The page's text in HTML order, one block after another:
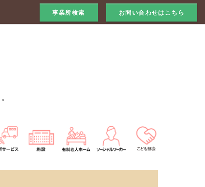
事業所検索 お問い合わせはこちら